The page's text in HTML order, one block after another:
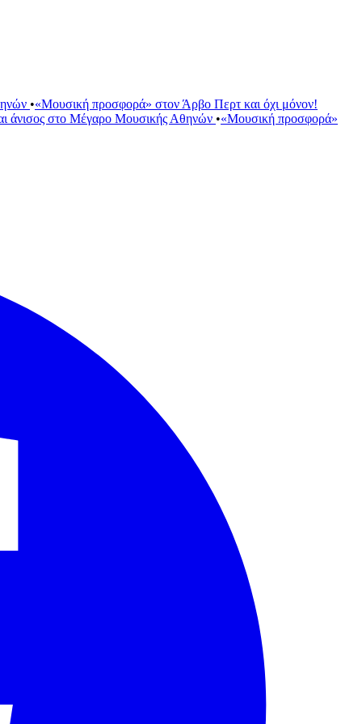
•«Μουσική προσφορά» στον Άρβο Περτ και όχι μόνον!
άνισος στο Μέγαρο Μουσικής Αθηνών •«Μουσική προσφορά»